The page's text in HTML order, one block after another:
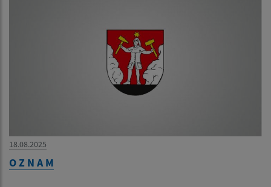
18.08.2025
O Z N A M